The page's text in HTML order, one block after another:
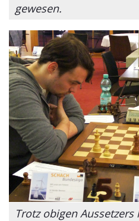
gewesen.
Trotz obigen